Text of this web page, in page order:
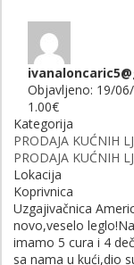
Objavljeno: 19/
1.00€
Kategorija
PRODAJA KUĆNIH
PRODAJA KUĆNIH
Lokacija
Koprivnica
Uzgajivačnica
novo,veselo
imamo 5 cura i 4
sa nama u kući,dio